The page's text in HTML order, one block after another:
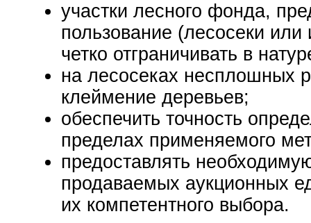
участки лесного фонда,
пользование (лесосеки
четко отграничивать в
на лесосеках несплошных
клеймение деревьев;
обеспечить точность
пределах применяемого
предоставлять
продаваемых аукционных
их компетентного выбора.